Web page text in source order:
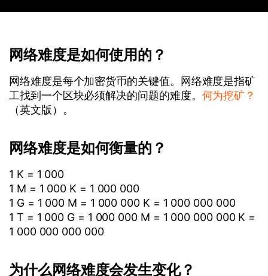
网络难度是如何使用的？
网络难度是每个加密货币的关键值。网络难度是指矿
工找到一个区块必须解决的问题的难度。 何为挖矿？
（英文版）。
网络难度是如何衡量的？
1 K = 1 000
1 M = 1 000 K = 1 000 000
1 G = 1 000 M = 1 000 000 K = 1 000 000 000
1 T = 1 000 G = 1 000 000 M = 1 000 000 000 K =
1 000 000 000 000
为什么网络难度会发生变化？